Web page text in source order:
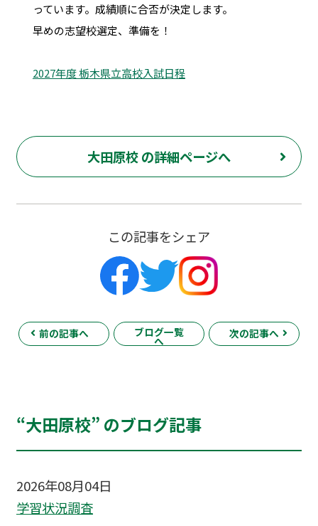
っています。成績順に合否が決定します。
早めの志望校選定、準備を！
2027年度 栃木県立高校入試日程
大田原校 の詳細ページへ
この記事をシェア
前の記事へ ブログ一覧
へ
次の記事へ
“大田原校” のブログ記事
2026年08月04日
学習状況調査